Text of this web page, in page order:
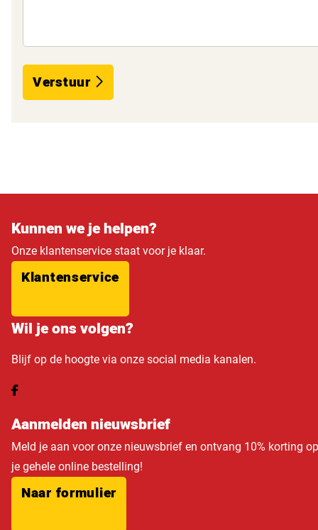
Verstuur
Kunnen we je helpen?
Onze klantenservice staat voor je klaar.
Klantenservice
Wil je ons volgen?
Blijf op de hoogte via onze social media kanalen.
Aanmelden nieuwsbrief
Meld je aan voor onze nieuwsbrief en ontvang 10% korting op
je gehele online bestelling!
Naar formulier